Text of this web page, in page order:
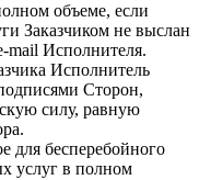
объеме, если
Заказчиком не выслан
mail Исполнителя.
Исполнитель
Сторон,
силу, равную
для бесперебойного
услуг в полном